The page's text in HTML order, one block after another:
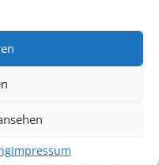
Impressum
haben